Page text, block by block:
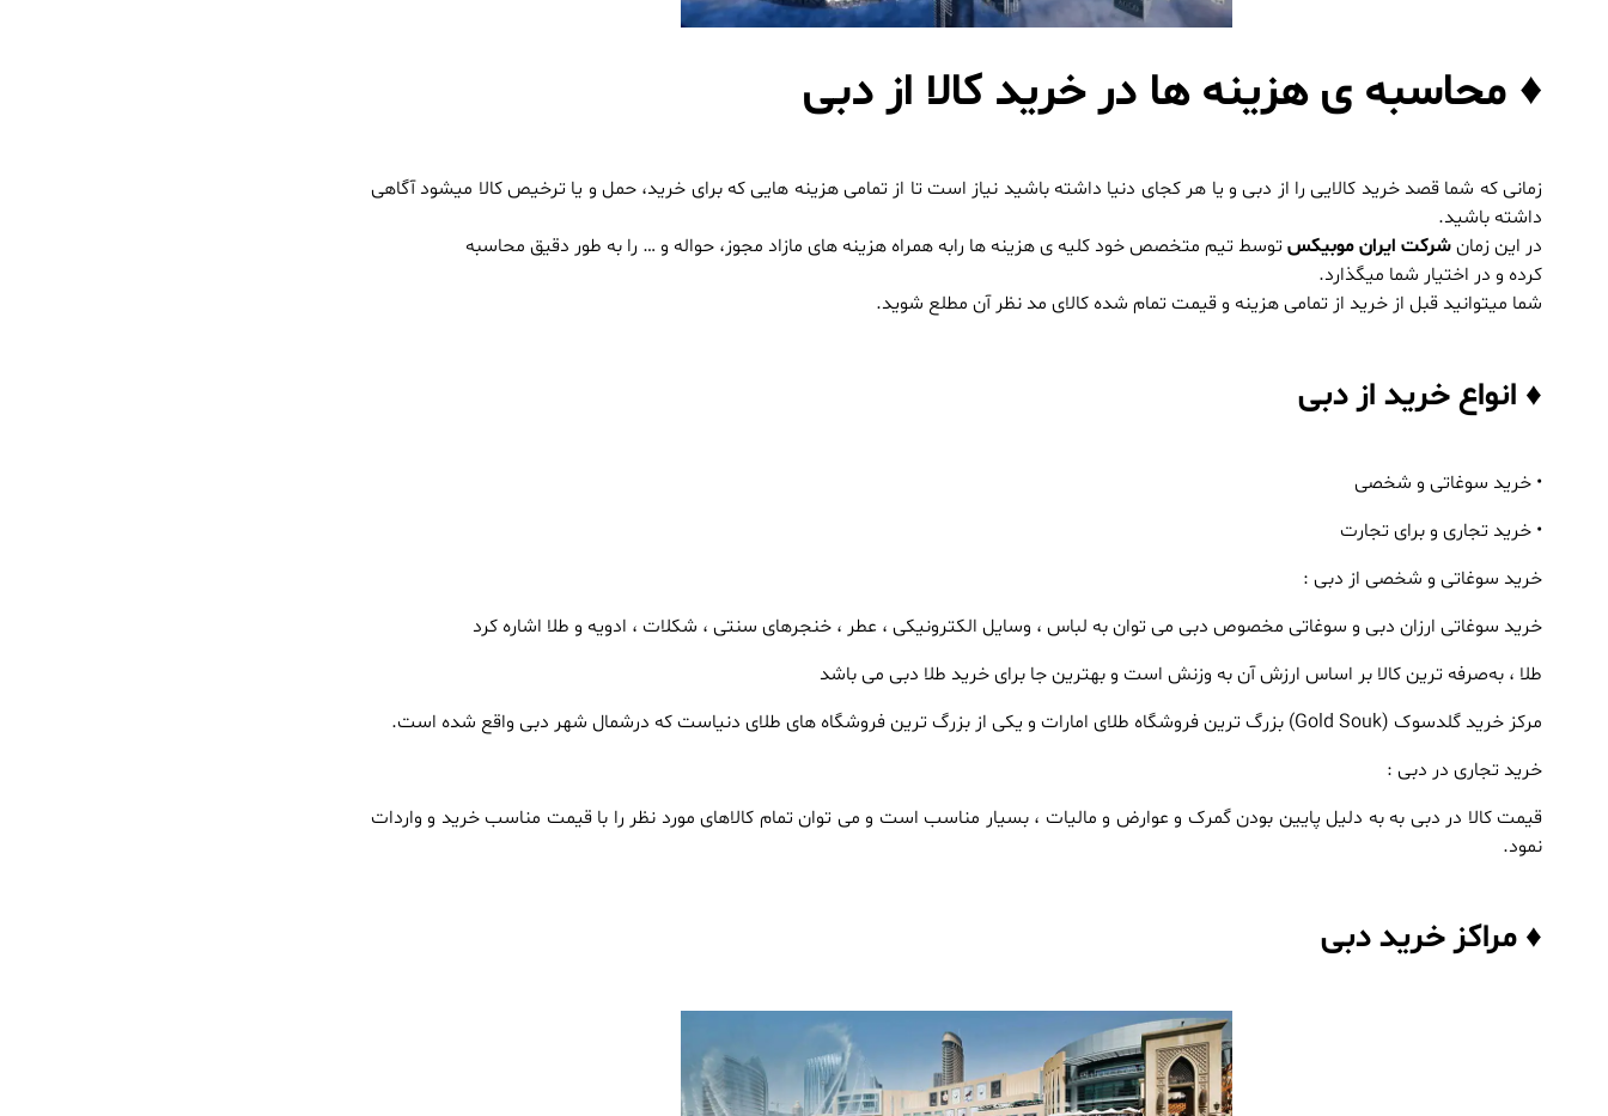
♦ محاسبه ی هزینه ها در خرید کالا از دبی
زمانی که شما قصد خرید کالایی را از دبی و یا هر کجای دنیا داشته باشید نیاز است تا از تمامی هزینه هایی که برای خرید، حمل و یا ترخیص کالا میشود آگاهی
داشته باشید.
در این زمانشرکت ایران موبیکس توسط تیم متخصص خود کلیه ی هزینه ها رابه همراه هزینه های مازاد مجوز، حواله و … را به طور دقیق محاسبه
کرده و در اختیار شما میگذارد.
شما میتوانید قبل از خرید از تمامی هزینه و قیمت تمام شده کالای مد نظر آن مطلع شوید.
♦ انواع خرید از دبی
• خرید سوغاتی و شخصی
• خرید تجاری و برای تجارت
خرید سوغاتی و شخصی از دبی :
خرید سوغاتی ارزان دبی و سوغاتی مخصوص دبی می توان به لباس ، وسایل الکترونیکی ، عطر ، خنجرهای سنتی ، شکلات ، ادویه و طلا اشاره کرد
طلا ، به‌صرفه ‌ترین کالا بر اساس ارزش آن به وزنش است و بهترین جا برای خرید طلا دبی می باشد
مرکز خرید گلدسوک (Gold Souk) بزرگ ترین فروشگاه طلای امارات و یکی از بزرگ ترین فروشگاه‌ های طلای دنیاست که درشمال شهر دبی واقع شده است.
خرید تجاری در دبی :
قیمت کالا در دبی به به دلیل پایین بودن گمرک و عوارض و مالیات ، بسیار مناسب است و می توان تمام کالاهای مورد نظر را با قیمت مناسب خرید و واردات
نمود.
♦ مراکز خرید دبی